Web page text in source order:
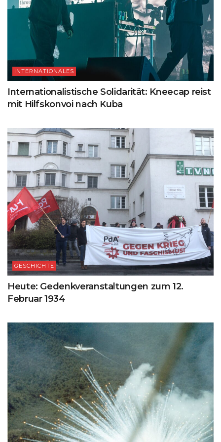
INTERNATIONALES
Internationalistische Solidarität: Kneecap reist
mit Hilfskonvoi nach Kuba
GESCHICHTE
Heute: Gedenkveranstaltungen zum 12.
Februar 1934